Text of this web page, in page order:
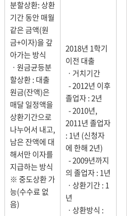
분할상환: 상환
기간 동안 매월
같은 금액(원
금+이자)을 갚
아가는 방식
ㆍ원금균등분
할상환 : 대출
원금(잔액)은
매달 일정액을
상환기간으로
나누어서 내고,
남은 잔액에 대
해서만 이자를
지급하는 방식
※ 중도상환 가
능(수수료 없
음)
2018년 1학기
이전 대출
ㆍ거치기간
- 2012년 이후
졸업자 : 2년
- 2010년,
2011년 졸업자
: 1년 (신청자
에 한해 2년)
- 2009년까지
의 졸업자 : 1년
ㆍ상환기간 : 1
년
ㆍ상환방식 :